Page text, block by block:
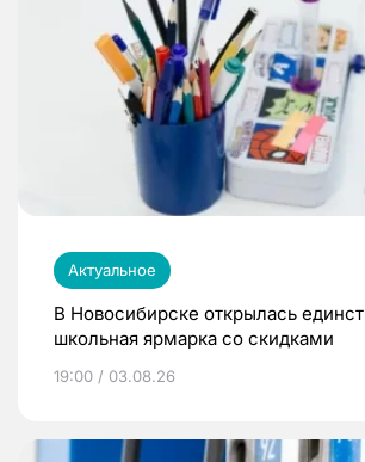
Актуальное
В Новосибирске открылась
школьная ярмарка со скидками
19:00 / 03.08.26